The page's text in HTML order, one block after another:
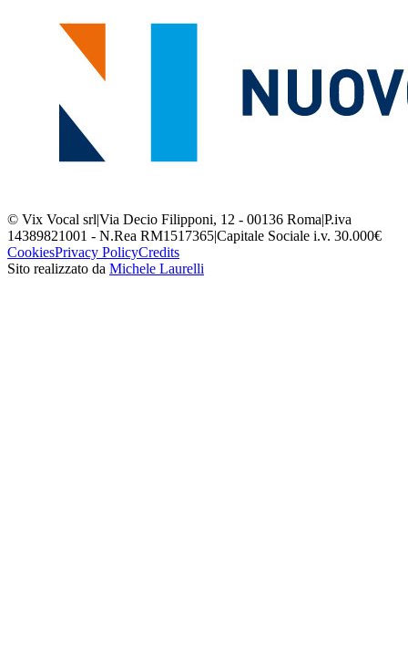
© Vix Vocal srl|Via Decio Filipponi, 12 - 00136 Roma|P.iva
14389821001 - N.Rea RM1517365|Capitale Sociale i.v. 30.000€
CookiesPrivacy PolicyCredits
Sito realizzato da Michele Laurelli